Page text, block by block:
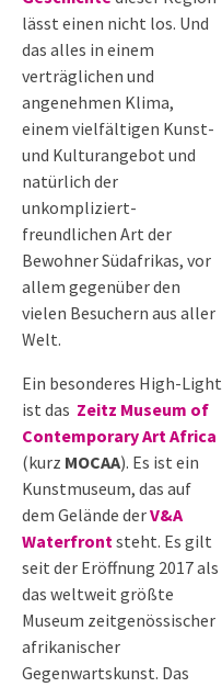
lässt einen nicht los. Und
das alles in einem
verträglichen und
angenehmen Klima,
einem vielfältigen Kunst-
und Kulturangebot und
natürlich der
unkompliziert-
freundlichen Art der
Bewohner Südafrikas, vor
allem gegenüber den
vielen Besuchern aus aller
Welt.
Ein besonderes High-Light
ist das Zeitz Museum of
Contemporary Art Africa
(kurz MOCAA). Es ist ein
Kunstmuseum, das auf
dem Gelände derV&A
Waterfront steht. Es gilt
seit der Eröffnung 2017 als
das weltweit größte
Museum zeitgenössischer
afrikanischer
Gegenwartskunst. Das